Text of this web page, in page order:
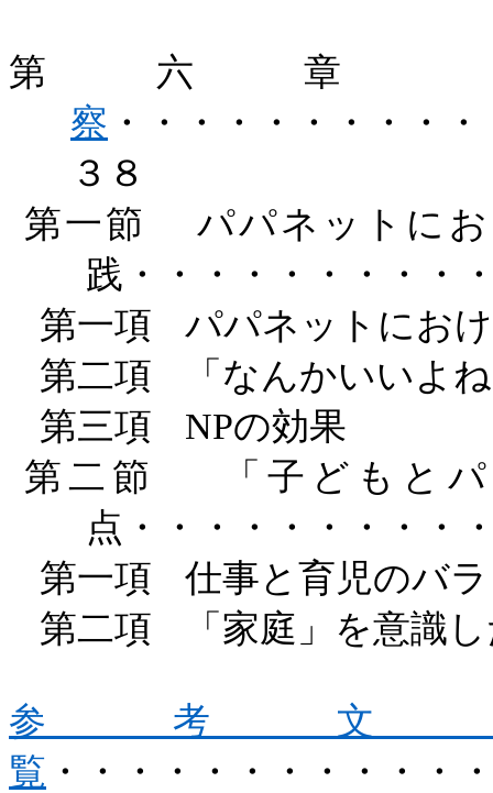
第六章
察 ・・・・・・・・・
３８
第一節
パパネットに
践・・・・・・・・・
第一項
パパネットにお
第二項
「なんかいいよ
第三項
NPの効果
第二節
「子どもと
点・・・・・・・・・
第一項
仕事と育児のバ
第二項
「家庭」を意識
参考
覧 ・・・・・・・・・・・